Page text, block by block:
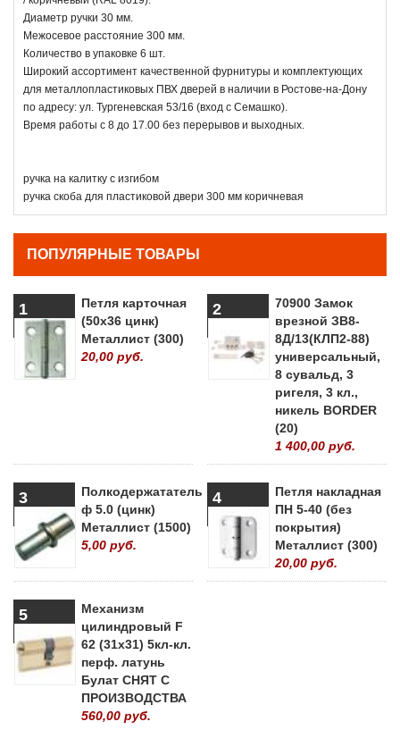
Диаметр ручки 30 мм.
Межосевое расстояние 300 мм.
Количество в упаковке 6 шт.
Широкий ассортимент качественной фурнитуры и комплектующих
для металлопластиковых ПВХ дверей в наличии в Ростове-на-Дону
по адресу: ул. Тургеневская 53/16 (вход с Семашко).
Время работы с 8 до 17.00 без перерывов и выходных.
ручка на калитку с изгибом
ручка скоба для пластиковой двери 300 мм коричневая
ПОПУЛЯРНЫЕ ТОВАРЫ
1
Петля карточная
(50х36 цинк)
Металлист (300)
20,00 руб.
2
70900 Замок
врезной ЗВ8-
8Д/13(КЛП2-88)
универсальный,
8 сувальд, 3
ригеля, 3 кл.,
никель BORDER
(20)
1 400,00 руб.
3
Полкодержататель
ф 5.0 (цинк)
Металлист (1500)
5,00 руб.
4
Петля накладная
ПН 5-40 (без
покрытия)
Металлист (300)
20,00 руб.
5
Механизм
цилиндровый F
62 (31х31) 5кл-кл.
перф. латунь
Булат СНЯТ С
ПРОИЗВОДСТВА
560,00 руб.